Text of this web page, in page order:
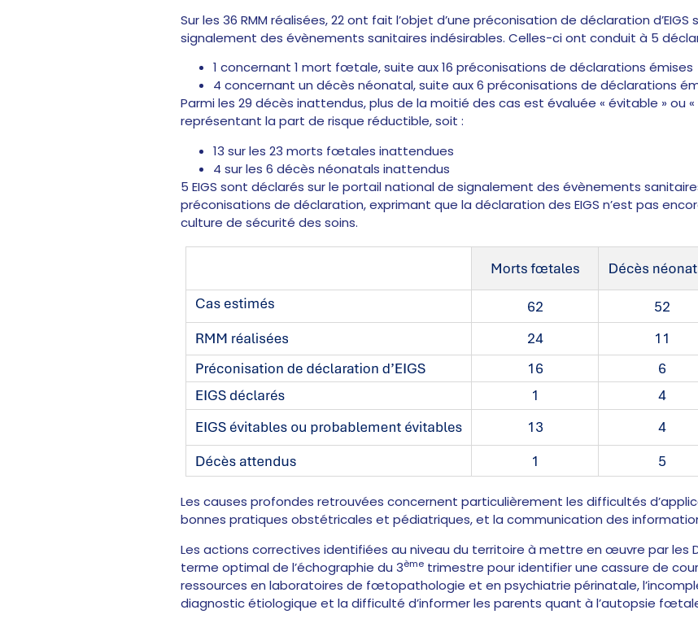
Sur les 36 RMM réalisées, 22 ont fait l’objet d’une préconisation de déclaration
signalement des évènements sanitaires indésirables. Celles-ci ont conduit à 5
1 concernant 1 mort fœtale, suite aux 16 préconisations de déclarations émises
4 concernant un décès néonatal, suite aux 6 préconisations de déclarations
Parmi les 29 décès inattendus, plus de la moitié des cas est évaluée « évitable » ou
représentant la part de risque réductible, soit :
13 sur les 23 morts fœtales inattendues
4 sur les 6 décès néonatals inattendus
5 EIGS sont déclarés sur le portail national de signalement des évènements
préconisations de déclaration, exprimant que la déclaration des EIGS n’est pas
culture de sécurité des soins.
Les causes profondes retrouvées concernent particulièrement les difficultés
bonnes pratiques obstétricales et pédiatriques, et la communication des
Les actions correctives identifiées au niveau du territoire à mettre en œuvre par les
terme optimal de l’échographie du 3ème trimestre pour identifier une cassure de
ressources en laboratoires de fœtopathologie et en psychiatrie périnatale,
diagnostic étiologique et la difficulté d’informer les parents quant à l’autopsie